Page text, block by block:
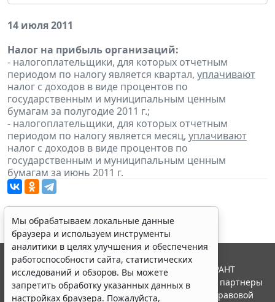
14 июля 2011
Налог на прибыль организаций:
- налогоплательщики, для которых отчетным
периодом по налогу является квартал, уплачивают
налог с доходов в виде процентов по
государственным и муниципальным ценным
бумагам за полугодие 2011 г.;
- налогоплательщики, для которых отчетным
периодом по налогу является месяц, уплачивают
налог с доходов в виде процентов по
государственным и муниципальным ценным
бумагам за июнь 2011 г.
Мы обрабатываем локальные данные
браузера и используем инструменты
аналитики в целях улучшения и обеспечения
работоспособности сайта, статистических
исследований и обзоров. Вы можете
запретить обработку указанных данных в
настройках браузера. Пожалуйста,
© ООО "НПП "ГАРАНТ-СЕРВИС", 2026. Система ГАРАНТ
выпускается с 1990 года. Компания "Гарант" и ее партнеры
являются участниками Российской ассоциации правовой